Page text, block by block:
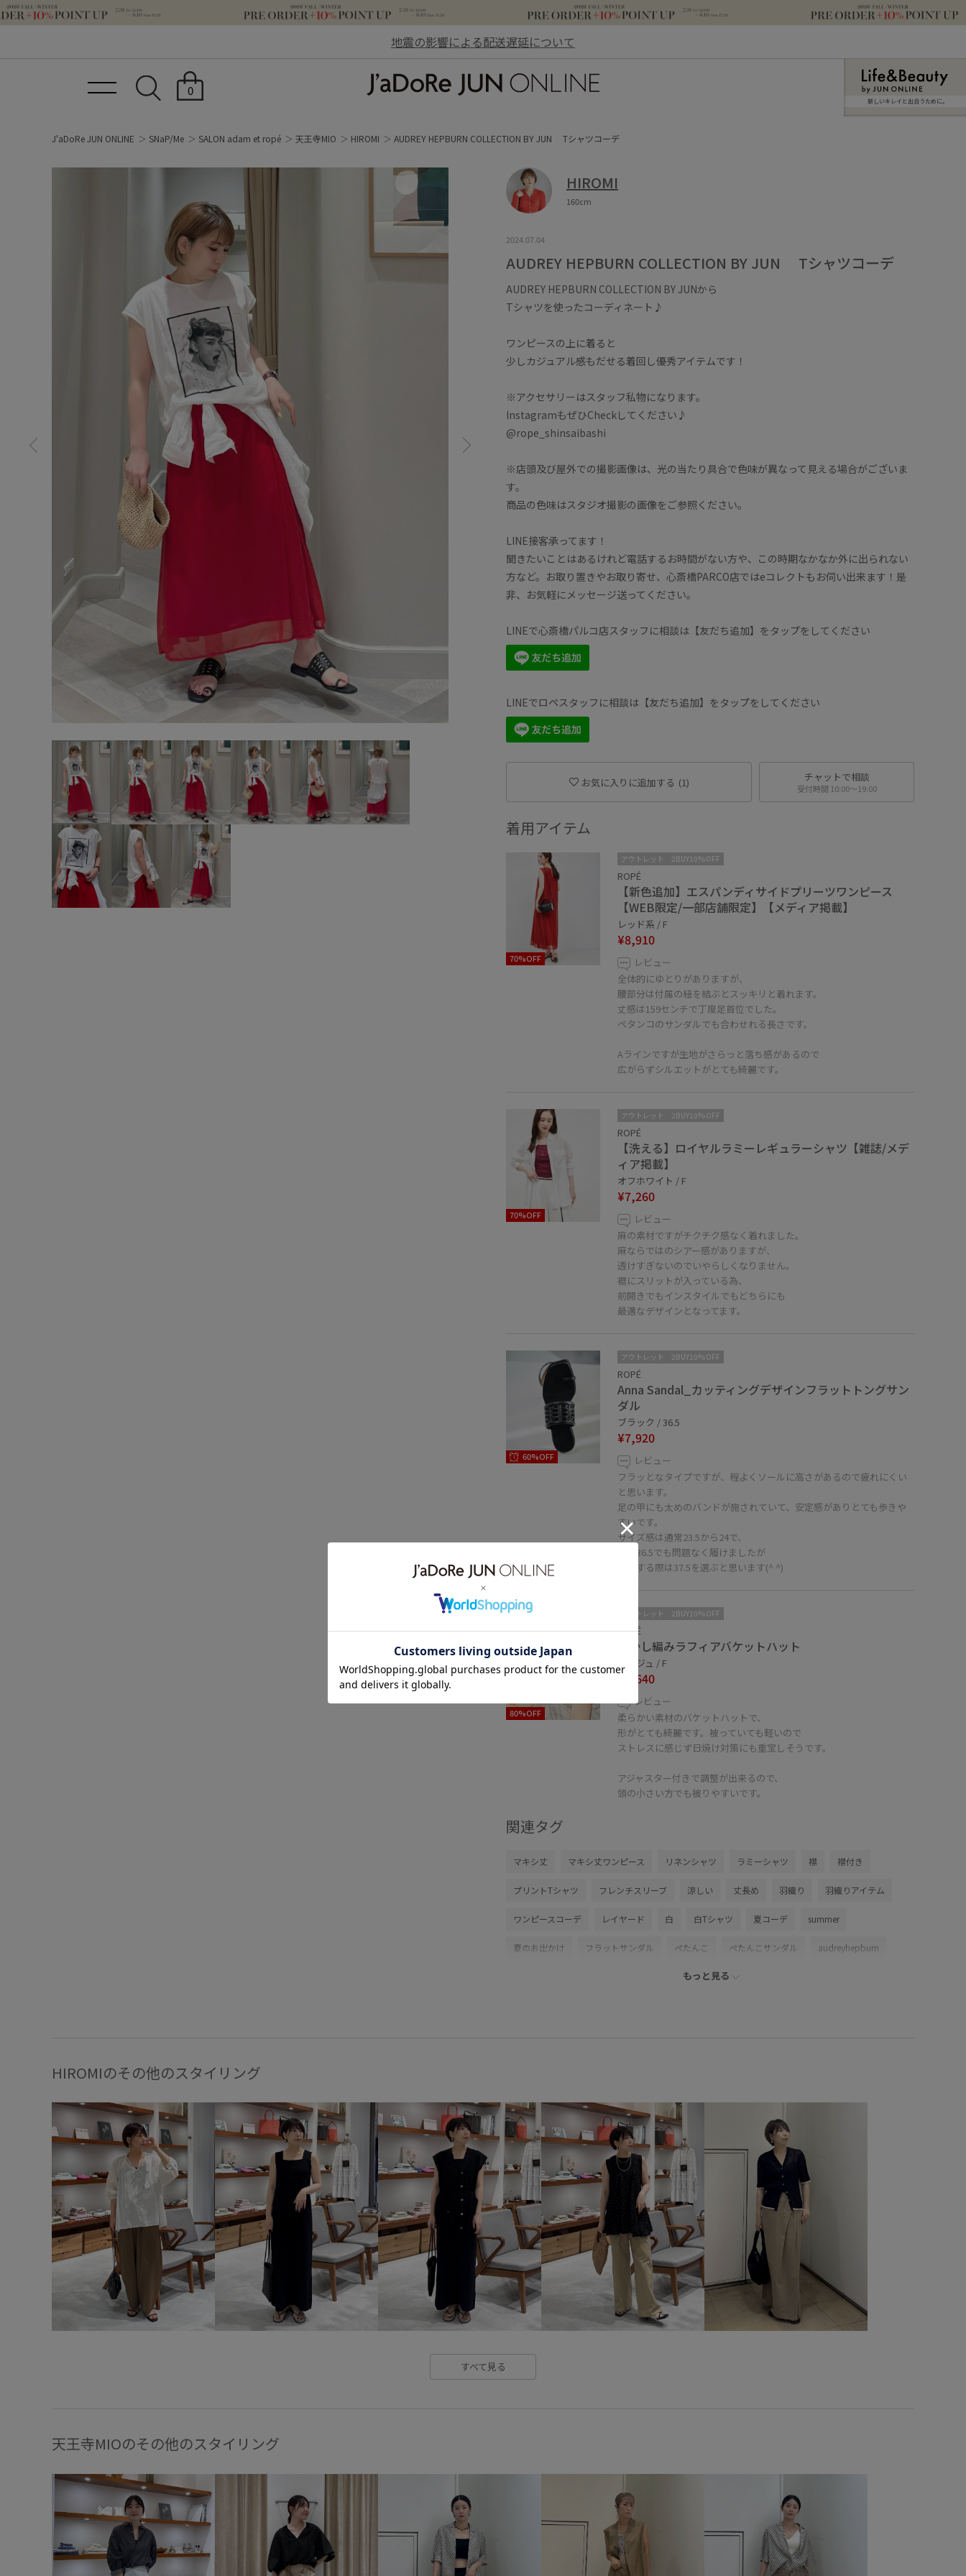
地震の影響による配送遅延について
0
新しいキレイと出合うために。
J'aDoRe JUN ONLINE SNaP/Me SALON adam et ropé 天王寺MIO HIROMI AUDREY HEPBURN COLLECTION BY JUN Tシャツコーデ
HIROMI
160cm
2024.07.04
AUDREY HEPBURN COLLECTION BY JUN Tシャツコーデ
AUDREY HEPBURN COLLECTION BY JUNから
Tシャツを使ったコーディネート♪
ワンピースの上に着ると
少しカジュアル感もだせる着回し優秀アイテムです！
※アクセサリーはスタッフ私物になります。
InstagramもぜひCheckしてください♪
@rope_shinsaibashi
※店頭及び屋外での撮影画像は、光の当たり具合で色味が異なって見える場合がございま
す。
商品の色味はスタジオ撮影の画像をご参照ください。
LINE接客承ってます！
聞きたいことはあるけれど電話するお時間がない方や、この時期なかなか外に出られない
方など。お取り置きやお取り寄せ、心斎橋PARCO店ではeコレクトもお伺い出来ます！是
非、お気軽にメッセージ送ってください。
LINEで心斎橋パルコ店スタッフに相談は【友だち追加】をタップをしてください
LINEでロペスタッフに相談は【友だち追加】をタップをしてください
お気に入りに追加する (1) チャットで相談
受付時間 10:00〜19:00
着用アイテム
70%OFF
アウトレット 2BUY10%OFF
ROPÉ
【新色追加】エスパンディサイドプリーツワンピース
【WEB限定/一部店舗限定】【メディア掲載】
レッド系 / F
¥8,910
レビュー
全体的にゆとりがありますが、
腰部分は付属の紐を結ぶとスッキリと着れます。
丈感は159センチで丁度足首位でした。
ペタンコのサンダルでも合わせれる長さです。
Aラインですが生地がさらっと落ち感があるので
広がらずシルエットがとても綺麗です。
70%OFF
アウトレット 2BUY10%OFF
ROPÉ
【洗える】ロイヤルラミーレギュラーシャツ【雑誌/メデ
ィア掲載】
オフホワイト / F
¥7,260
レビュー
麻の素材ですがチクチク感なく着れました。
麻ならではのシアー感がありますが、
透けすぎないのでいやらしくなりません。
裾にスリットが入っている為、
前開きでもインスタイルでもどちらにも
最適なデザインとなってます。
60%OFF
アウトレット 2BUY10%OFF
ROPÉ
Anna Sandal_カッティングデザインフラットトングサン
ダル
ブラック / 36.5
¥7,920
レビュー
フラッとなタイプですが、程よくソールに高さがあるので疲れにくい
と思います。
足の甲にも太めのバンドが施されていて、安定感がありとても歩きや
すいです。
サイズ感は通常23.5から24で、
今回36.5でも問題なく履けましたが
購入する際は37.5を選ぶと思います(^ ^)
80%OFF
アウトレット 2BUY10%OFF
ROPÉ
透かし編みラフィアバケットハット
ベージュ / F
¥2,640
レビュー
柔らかい素材のバケットハットで、
形がとても綺麗です。被っていても軽いので
ストレスに感じず日焼け対策にも重宝しそうです。
アジャスター付きで調整が出来るので、
頭の小さい方でも被りやすいです。
関連タグ
マキシ丈 マキシ丈ワンピース リネンシャツ ラミーシャツ 襟 襟付き
プリントTシャツ フレンチスリーブ 涼しい 丈長め 羽織り 羽織りアイテム
ワンピースコーデ レイヤード 白 白Tシャツ 夏コーデ summer
夏のお出かけ フラットサンダル ぺたんこ ぺたんこサンダル audreyhepburn
オードリー･ヘプバーン
カジュアル カットソー シャツ ワンピース
着痩せ 体型カバー スタイルアップ 冷房対策 洗える
秋
もっと見る
HIROMIのその他のスタイリング
すべて見る
天王寺MIOのその他のスタイリング